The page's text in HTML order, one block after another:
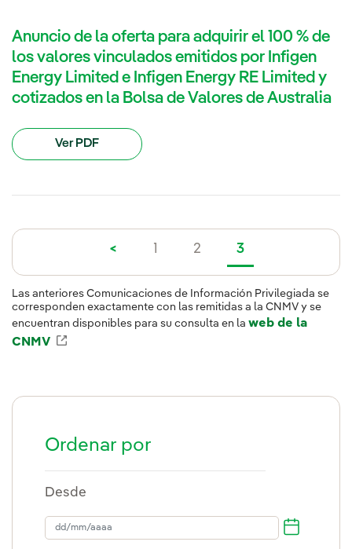
Ordenar por
Desde
dd/mm/aaaa
Anuncio de la oferta para adquirir el 100 % de
los valores vinculados emitidos por Infigen
Energy Limited e Infigen Energy RE Limited y
cotizados en la Bolsa de Valores de Australia
Ver PDF
< 1 2 3
Las anteriores Comunicaciones de Información Privilegiada se
corresponden exactamente con las remitidas a la CNMV y se
encuentran disponibles para su consulta en la web de la
CNMV